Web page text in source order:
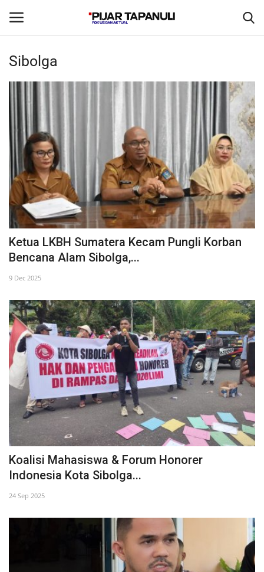
Beranda
Daerah
Olahraga
Polhuk
Birokrasi
Video
Nasional
Foto
Sibolga
Ketua LKBH Sumatera Kecam Pungli Korban
Bencana Alam Sibolga,...
9 Dec 2025
Koalisi Mahasiswa & Forum Honorer
Indonesia Kota Sibolga...
24 Sep 2025